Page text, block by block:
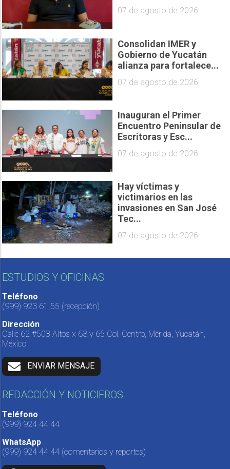
07 de agosto de 2026
Consolidan IMER y
Gobierno de Yucatán
alianza para fortalece...
07 de agosto de 2026
Inauguran el Primer
Encuentro Peninsular de
Escritoras y Esc...
07 de agosto de 2026
Hay víctimas y
victimarios en las
invasiones en San José
Tec...
07 de agosto de 2026
ESTUDIOS Y OFICINAS
Teléfono
(999) 923 61 55 (recepción)
Dirección
Calle 62 #508 Altos x 63 y 65 Col. Centro, Mérida, Yucatán,
México.
ENVIAR MENSAJE
REDACCIÓN Y NOTICIEROS
Teléfono
(999) 924 44 44
WhatsApp
(999) 924 44 44 (comentarios y reportes)